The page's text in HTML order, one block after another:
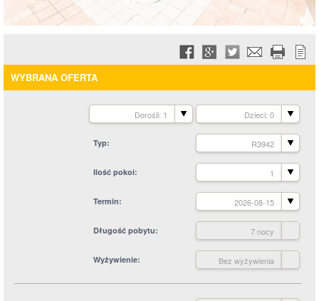
WYBRANA OFERTA
Dorośli: 1 Dzieci: 0
Typ R3942
Ilość pokoi 1
Termin 2026-08-15
Długość pobytu 7 nocy
Wyżywienie Bez wyżywienia